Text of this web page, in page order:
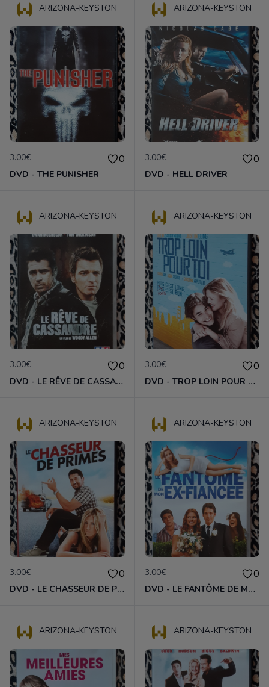
ARIZONA-KEYSTON
3.00€ 0
DVD - THE PUNISHER
ARIZONA-KEYSTON
3.00€ 0
DVD - HELL DRIVER
ARIZONA-KEYSTON
3.00€ 0
DVD - LE RÊVE DE CASSANDRE
ARIZONA-KEYSTON
3.00€ 0
DVD - TROP LOIN POUR TOI
ARIZONA-KEYSTON
3.00€ 0
DVD - LE CHASSEUR DE PRIMES
ARIZONA-KEYSTON
3.00€ 0
DVD - LE FANTÔME DE MON EX-FIANÇÉE
ARIZONA-KEYSTON ARIZONA-KEYSTON